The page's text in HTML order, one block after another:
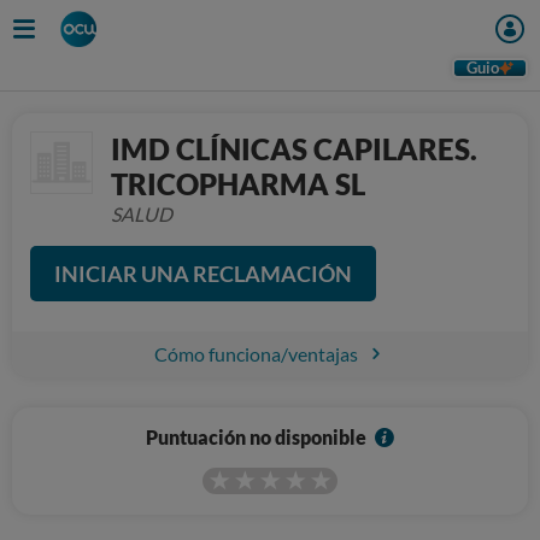
Guio
IMD CLÍNICAS CAPILARES.
TRICOPHARMA SL
SALUD
INICIAR UNA RECLAMACIÓN
Cómo funciona/ventajas
Puntuación no disponible
I